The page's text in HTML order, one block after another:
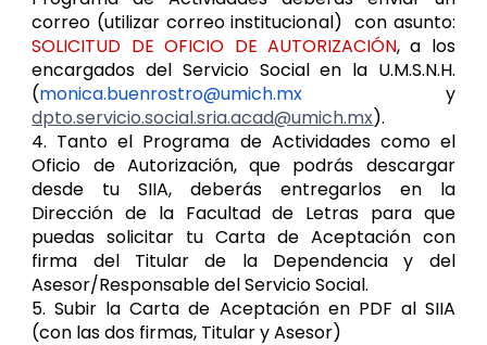
correo (utilizar correo institucional) con asunto:
SOLICITUD DE OFICIO DE AUTORIZACIÓN, a los
encargados del Servicio Social en la U.M.S.N.H.
(monica.buenrostro@umich.mx y
dpto.servicio.social.sria.acad@umich.mx).
4. Tanto el Programa de Actividades como el
Oficio de Autorización, que podrás descargar
desde tu SIIA, deberás entregarlos en la
Dirección de la Facultad de Letras para que
puedas solicitar tu Carta de Aceptación con
firma del Titular de la Dependencia y del
Asesor/Responsable del Servicio Social.
5. Subir la Carta de Aceptación en PDF al SIIA
(con las dos firmas, Titular y Asesor)